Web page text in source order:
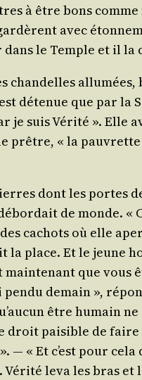
à être bons comme
avec
le Temple et il
allu­mées,
déte­nue que par
suis Véri­té ». Elle
« la
dont les
de monde. «
cachots où elle
place. Et le jeune
que vous
demain »,
être
droit pai­sible de
― « Et c’est pour cela
leva les bras